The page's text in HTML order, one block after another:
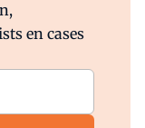
en cases